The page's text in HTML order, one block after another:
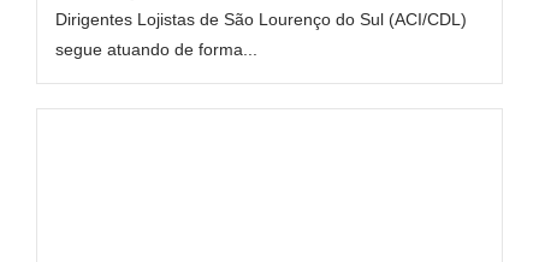
Dirigentes Lojistas de São Lourenço do Sul (ACI/CDL)
segue atuando de forma...